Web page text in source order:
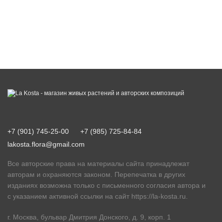
+7 (901) 745-25-00
+7 (985) 725-84-84
lakosta.flora@gmail.com
Все авторские права на материалы сайта принадлежат
авторам и охраняются законом. Перепечатка в других
изданиях возможна только с письменного согласия автора и
с указанием активной ссылки на сайт https://la-kosta.ru
г. Москва, бульвар Дмитрия Донского, д. 9, корп. 1